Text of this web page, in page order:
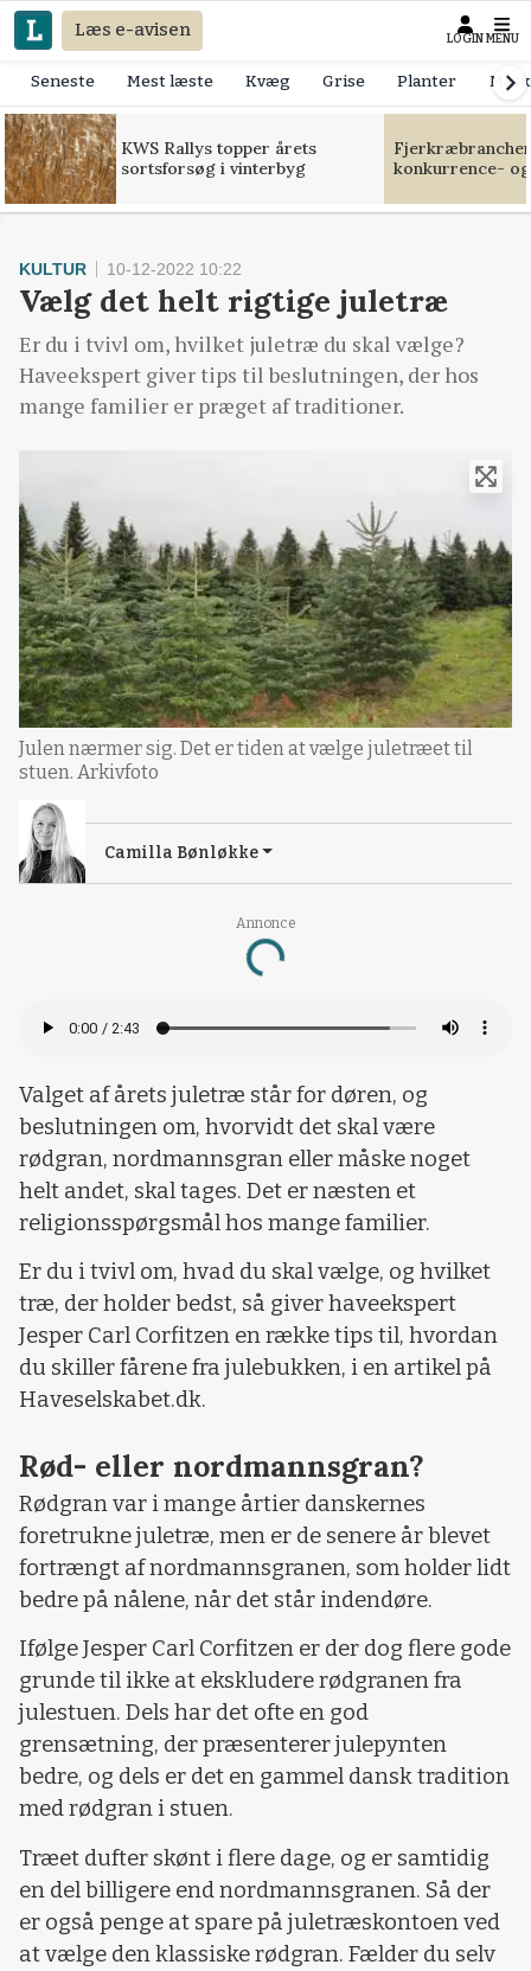
Læs e-avisen LOGIN MENU
Seneste Mest læste Kvæg Grise Planter
KWS Rallys topper årets
sortsforsøg i vinterbyg
konkurrence-
Annonce
Loading...
KULTUR 10-12-2022 10:22
Vælg det helt rigtige juletræ
Er du i tvivl om, hvilket juletræ du skal vælge?
Haveekspert giver tips til beslutningen, der hos
mange familier er præget af traditioner.
Julen nærmer sig. Det er tiden at vælge juletræet til
stuen. Arkivfoto
Camilla Bønløkke
Valget af årets juletræ står for døren, og
beslutningen om, hvorvidt det skal være
rødgran, nordmannsgran eller måske noget
helt andet, skal tages. Det er næsten et
religionsspørgsmål hos mange familier.
Er du i tvivl om, hvad du skal vælge, og hvilket
træ, der holder bedst, så giver haveekspert
Jesper Carl Corfitzen en række tips til, hvordan
du skiller fårene fra julebukken, i en artikel på
Haveselskabet.dk.
Rød- eller nordmannsgran?
Rødgran var i mange årtier danskernes
foretrukne juletræ, men er de senere år blevet
fortrængt af nordmannsgranen, som holder lidt
bedre på nålene, når det står indendøre.
Ifølge Jesper Carl Corfitzen er der dog flere gode
grunde til ikke at ekskludere rødgranen fra
julestuen. Dels har det ofte en god
grensætning, der præsenterer julepynten
bedre, og dels er det en gammel dansk tradition
med rødgran i stuen.
Træet dufter skønt i flere dage, og er samtidig
en del billigere end nordmannsgranen. Så der
er også penge at spare på juletræskontoen ved
at vælge den klassiske rødgran. Fælder du selv